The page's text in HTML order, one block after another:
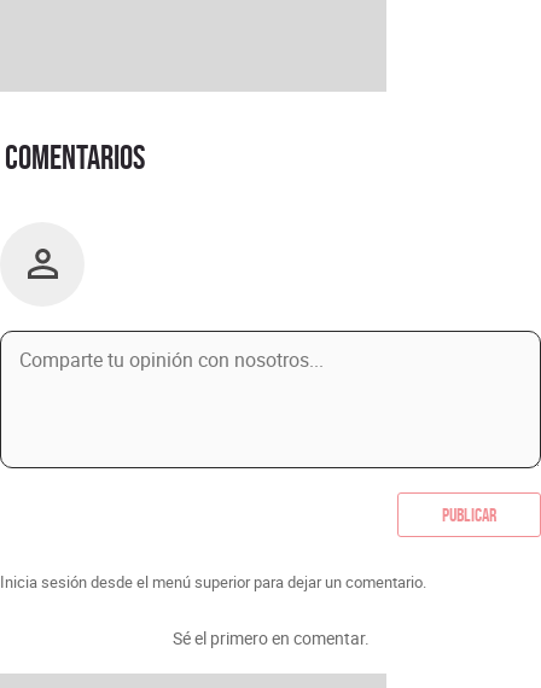
Comentarios
Publicar
Inicia sesión desde el menú superior para dejar un comentario.
Sé el primero en comentar.